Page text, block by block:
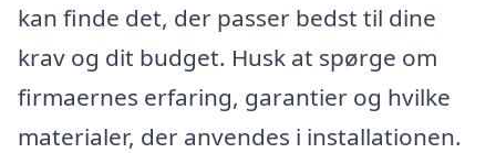
kan finde det, der passer bedst til dine
krav og dit budget. Husk at spørge om
firmaernes erfaring, garantier og hvilke
materialer, der anvendes i installationen.